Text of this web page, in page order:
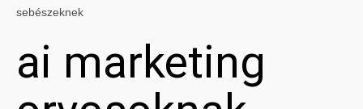
sebészeknek
ai marketing